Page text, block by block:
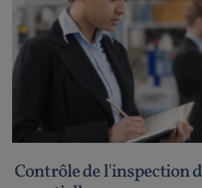
Contrôle de l'inspection